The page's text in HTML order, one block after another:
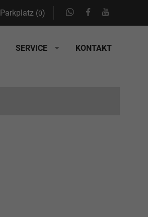
Parkplatz (0)
SERVICE KONTAKT